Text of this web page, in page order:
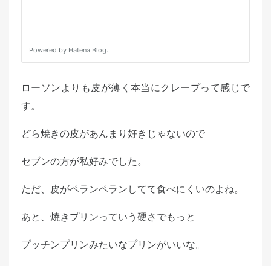
ローソンよりも皮が薄く本当にクレープって感じで
す。
どら焼きの皮があんまり好きじゃないので
セブンの方が私好みでした。
ただ、皮がペランペランしてて食べにくいのよね。
あと、焼きプリンっていう硬さでもっと
プッチンプリンみたいなプリンがいいな。